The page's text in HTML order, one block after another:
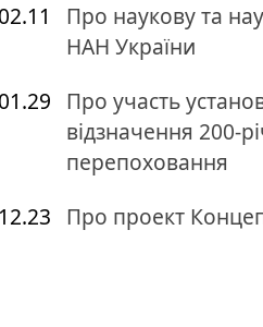
Про наукову та
НАН України
Про участь
відзначення 200-
перепоховання
Про проект